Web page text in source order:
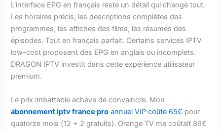
L’interface EPG en français reste un détail qui change tout.
Les horaires précis, les descriptions complètes des
programmes, les affiches des films, les résumés des
épisodes. Tout en français parfait. Certains services IPTV
low-cost proposent des EPG en anglais ou incomplets.
DRAGON IPTV investit dans cette expérience utilisateur
premium.
Le prix imbattable achève de convaincre. Mon
abonnement iptv france pro annuel VIP coûte 65€ pour
quatorze mois (12 + 2 gratuits). Orange TV me coûtait 89€